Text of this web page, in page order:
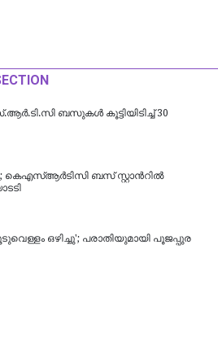
ബസുകൾ കൂട്ടിയിടിച്ച് 30
കെഎസ്ആർടിസി ബസ് സ്റ്റാന്‍റിൽ
ഒഴിച്ചു'; പരാതിയുമായി പൂജപ്പുര